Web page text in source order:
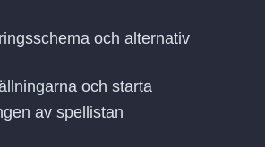
och alternativ
och starta
av spellistan